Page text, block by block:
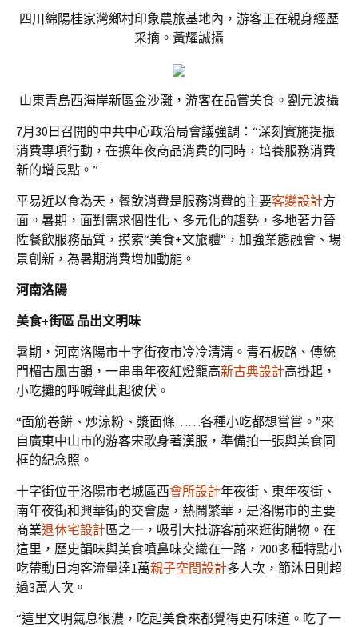
四川綿陽桂家灣鄉村印象農旅基地內，游客正在親身經歷
采摘。黃耀誠攝
山東青島西海岸新區金沙灘，游客在品嘗美食。劉元波攝
7月30日召開的中共中心政治局會議強調：“深刻實施提振
消費專項行動，在擴年夜商品消費的同時，培養服務消費
新的增長點。”
平易近以食為天，餐飲消費是服務消費的主要客變設計方
面。暑期，面對需求個性化、多元化的趨勢，多地著力晉
陞餐飲服務品質，摸索“美食+文旅體”，加強業態融會、場
景創新，為暑期消費增加動能。
河南洛陽
美食+街區 品出文明味
暑期，河南洛陽市十字街夜市冷冷清清。青石板路、傳統
門楣古風古韻，一串串年夜紅燈籠高新古典設計高掛起，
小吃攤的呼喊聲此起彼伏。
“面筋卷餅、炒涼粉、漿面條……各種小吃都想嘗嘗。”來
自廣東中山市的游客宋歌身著漢服，準備拍一張與美食同
框的紀念照。
十字街位于洛陽市老城區西會所設計年夜街、東年夜街、
南年夜街和興華街的交會處，熱鬧繁華，是洛陽市的主要
商業退休宅設計區之一，吸引大批游客前來逛街購物。在
這里，歷史韻味與美食噴鼻味交織在一路，200多種特點小
吃帶動日均客流量達1萬親子空間設計多人次，節沐日則超
過3萬人次。
“這里文明氣息很濃，吃起美食來都覺得更有味道。吃了一